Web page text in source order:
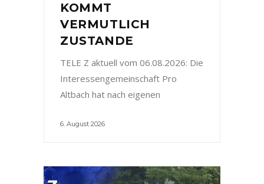
KOMMT
VERMUTLICH
ZUSTANDE
TELE Z aktuell vom 06.08.2026: Die
Interessengemeinschaft Pro
Altbach hat nach eigenen
6. August 2026